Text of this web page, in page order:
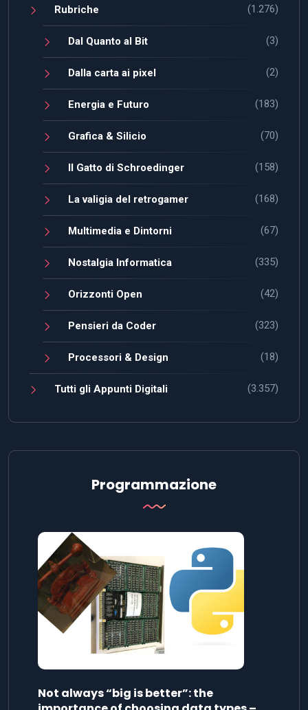
Rubriche (1.276)
Dal Quanto al Bit (3)
Dalla carta ai pixel (2)
Energia e Futuro (183)
Grafica & Silicio (70)
Il Gatto di Schroedinger (158)
La valigia del retrogamer (168)
Multimedia e Dintorni (67)
Nostalgia Informatica (335)
Orizzonti Open (42)
Pensieri da Coder (323)
Processori & Design (18)
Tutti gli Appunti Digitali (3.357)
Programmazione
Not always “big is better”: the